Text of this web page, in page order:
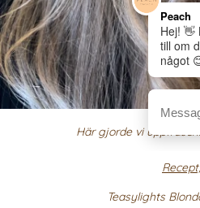
Här gjorde vi
Recept;
Teasylights